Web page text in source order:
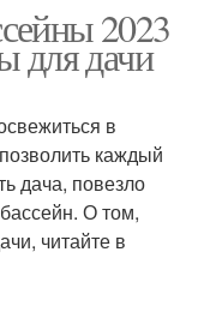
2023
для дачи
в
каждый
дача, повезло
О том,
читайте в